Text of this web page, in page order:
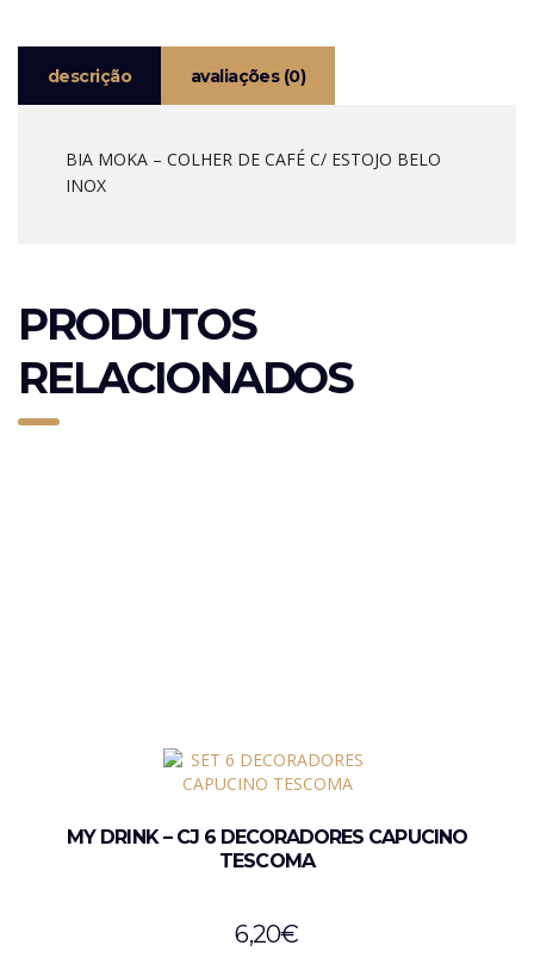
descrição avaliações (0)
BIA MOKA – COLHER DE CAFÉ C/ ESTOJO BELO
INOX
PRODUTOS
RELACIONADOS
MY DRINK – CJ 6 DECORADORES CAPUCINO
TESCOMA
6,20€